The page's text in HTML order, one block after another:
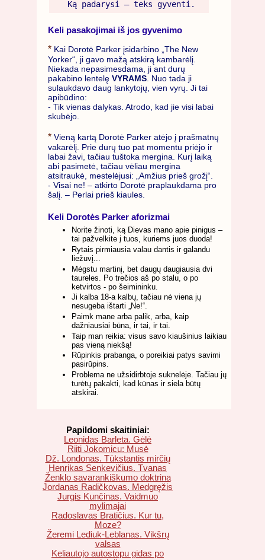
Keli pasakojimai iš jos gyvenimo
* Kai Dorotė Parker įsidarbino „The New
Yorker“, ji gavo mažą atskirą kambarėlį.
Niekada nepasimesdama, ji ant durų
pakabino lentelę VYRAMS . Nuo tada ji
sulaukdavo daug lankytojų, vien vyrų. Ji tai
apibūdino:
- Tik vienas dalykas. Atrodo, kad jie visi labai
skubėjo.
* Vieną kartą Dorotė Parker atėjo į prašmatnų
vakarėlį. Prie durų tuo pat momentu priėjo ir
labai žavi, tačiau tuštoka mergina. Kurį laiką
abi pasimetė, tačiau vėliau mergina
atsitraukė, mestelėjusi: „Amžius prieš grožį“.
- Visai ne! – atkirto Dorotė praplaukdama pro
šalį. – Perlai prieš kiaules.
Keli Dorotės Parker aforizmai
Norite žinoti, ką Dievas mano apie pinigus –
tai pažvelkite į tuos, kuriems juos duoda!
Rytais pirmiausia valau dantis ir galandu
liežuvį...
Mėgstu martinį, bet daugų daugiausia dvi
taureles. Po trečios aš po stalu, o po
ketvirtos - po šeimininku.
Ji kalba 18-a kalbų, tačiau nė viena jų
nesugeba ištarti „Ne!“.
Paimk mane arba palik, arba, kaip
dažniausiai būna, ir tai, ir tai.
Taip man reikia: visus savo kiaušinius laikiau
pas vieną niekšą!
Rūpinkis prabanga, o poreikiai patys savimi
pasirūpins.
Problema ne užsidirbtoje suknelėje. Tačiau jų
turėtų pakakti, kad kūnas ir siela būtų
atskirai.
Papildomi skaitiniai:
Leonidas Barleta. Gėlė
Riiti Jokomicu: Musė
Dž. Londonas. Tūkstantis mirčių
Henrikas Senkevičius. Tvanas
Ženklo savarankiškumo doktrina
Jordanas Radičkovas. Medgręžis
Jurgis Kunčinas. Vaidmuo
mylimajai
Radoslavas Bratičius. Kur tu,
Moze?
Žeremi Lediuk-Leblanas. Vikšrų
valsas
Keliautojo autostopu gidas po